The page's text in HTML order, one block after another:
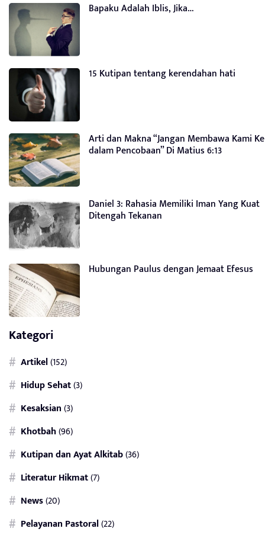
Bapaku Adalah Iblis, Jika…
15 Kutipan tentang kerendahan hati
Arti dan Makna “Jangan Membawa Kami Ke
dalam Pencobaan” Di Matius 6:13
Daniel 3: Rahasia Memiliki Iman Yang Kuat
Ditengah Tekanan
Hubungan Paulus dengan Jemaat Efesus
Kategori
Artikel(152)
Hidup Sehat(3)
Kesaksian(3)
Khotbah(96)
Kutipan dan Ayat Alkitab(36)
Literatur Hikmat(7)
News(20)
Pelayanan Pastoral(22)